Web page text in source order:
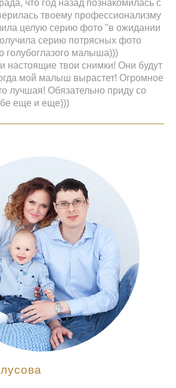
что год назад познакомилась с
твоему профессионализму
целую серию фото "в ожидании
серию потрясных фото
голубоглазого малыша)))
настоящие твои снимки! Они будут
мой малыш вырастет! Огромное
лучшая! Обязательно приду со
еще и еще)))